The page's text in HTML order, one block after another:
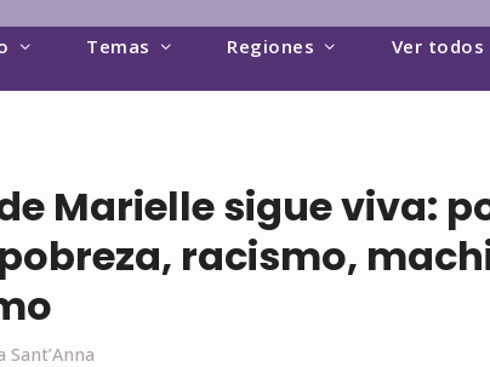
Temas Regiones Ver todos
Marielle sigue viva:
racismo,
Sant’Anna